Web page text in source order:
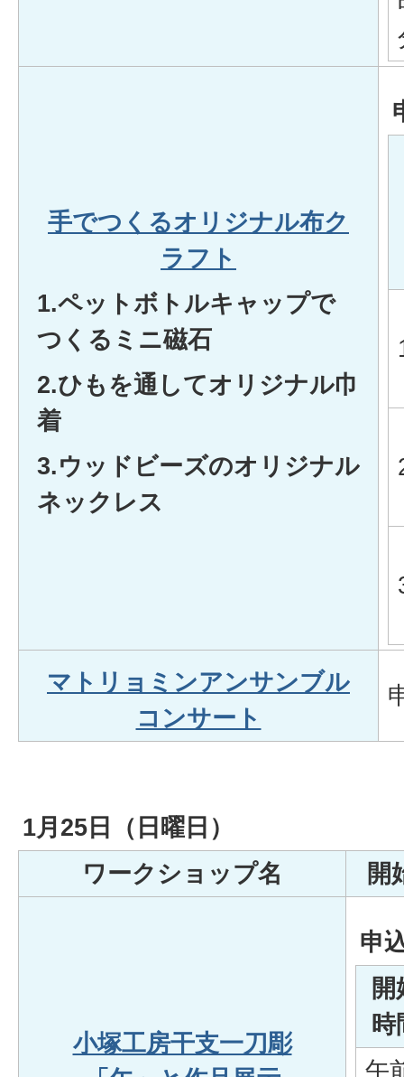
手でつくるオリジナル布ク
ラフト
1.ペットボトルキャップで
つくるミニ磁石
2.ひもを通してオリジナル巾
着
3.ウッドビーズのオリジナル
ネックレス
マトリョミンアンサンブル
コンサート
1月25日（日曜日）
ワークショップ名
開
小塚工房干支一刀彫
申
開
時
午